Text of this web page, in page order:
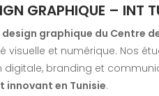
GRAPHIQUE – INT
graphique du Centre
visuelle et numérique. Nos
digitale, branding et
innovant en Tunisie.